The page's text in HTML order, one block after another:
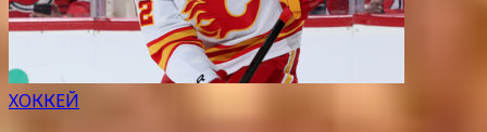
ХОККЕЙ